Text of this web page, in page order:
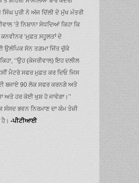
ਸਿੰਘ ਪੁਰੀ ਨੇ ਅੱਜ ਦਿੱਲੀ ਦੇ ਮੁੱਖ ਮੰਤਰੀ
’ਤੇ ਨਿਸ਼ਾਨਾ ਸੇਧਦਿਆਂ ਕਿਹਾ ਕਿ
‘ਮੁਫ਼ਤ ਸਹੂਲਤਾਂ ਦੇ
ਉਲੰਪਿਕ ਸੋਨ ਤਗ਼ਮਾ ਜਿੱਤ ਚੁੱਕੇ
‘‘ਉਹ (ਕੇਜਰੀਵਾਲ) ਇਹ ਦਲੀਲ
ਮੈਟਰੋ ਸਫਰ ਮੁਫ਼ਤ ਕਰ ਦਿਓ ਜਿਸ
ਬਜਾਏ 90 ਲੋਕ ਸਫਰ ਕਰਨਗੇ ਅਤੇ
ਅਤੇ ਹਰ ਕੋਈ ਖੁਸ਼ ਹੋ ਜਾਵੇਗਾ।’’
ਸੰਸਦ ਭਵਨ ਨਿਰਮਾਣ ਦਾ ਕੰਮ ਤੇਜ਼ੀ
ਹੈ। -ਪੀਟੀਆਈ